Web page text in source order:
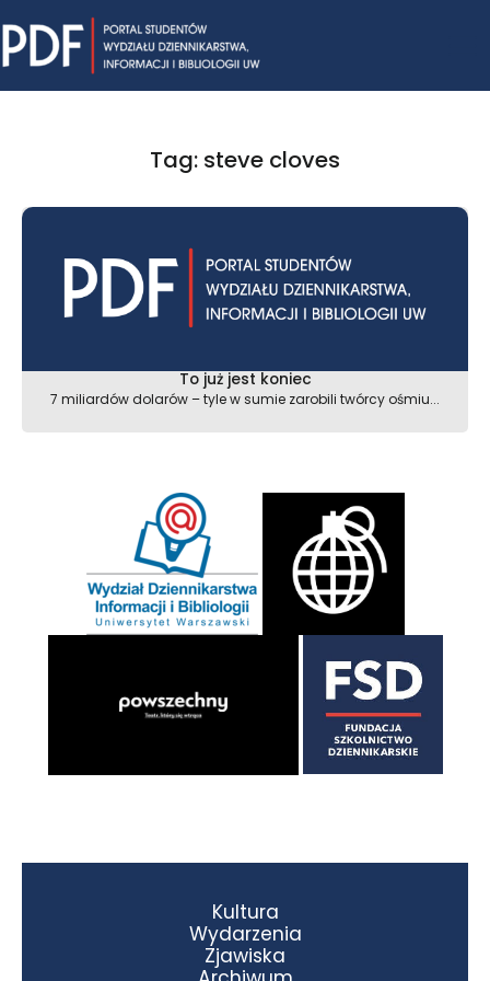
to
content
Tag: steve cloves
To już jest koniec
7 miliardów dolarów – tyle w sumie zarobili twórcy ośmiu...
Kultura
Wydarzenia
Zjawiska